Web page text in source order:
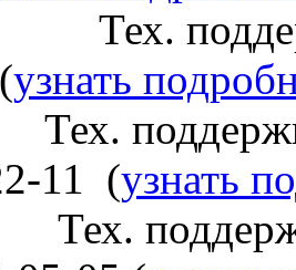
поддержка
(узнать
11 (узнать